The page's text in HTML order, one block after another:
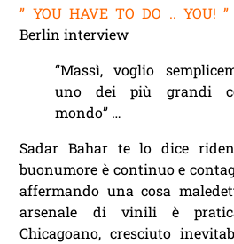
” YOU HAVE TO DO .. YOU! ”
Berlin interview
“Massì, voglio
uno dei più grandi
mondo” …
Sadar Bahar te lo dice
buonumore è continuo e
affermando una cosa
arsenale di vinili è
Chicagoano, cresciuto